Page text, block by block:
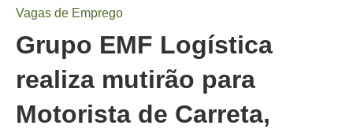
Vagas de Emprego
Grupo EMF Logística
realiza mutirão para
Motorista de Carreta,